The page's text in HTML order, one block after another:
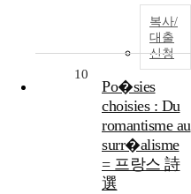
복사/
대출
신청
10
Po�sies
choisies : Du
romantisme au
surr�alisme
= 프랑스 詩
選